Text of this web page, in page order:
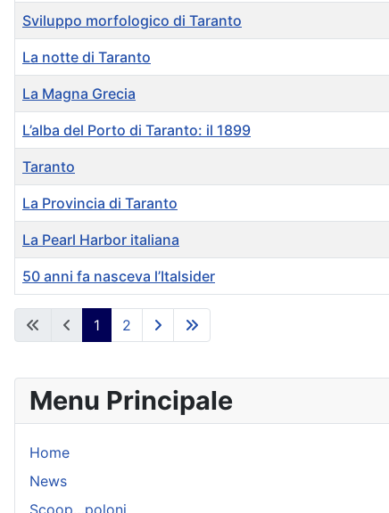
Articoli
Sviluppo morfologico di Taranto
La notte di Taranto
La Magna Grecia
L’alba del Porto di Taranto: il 1899
Taranto
La Provincia di Taranto
La Pearl Harbor italiana
50 anni fa nasceva l’Italsider
1 2
Menu Principale
Home
News
Scoop…poloni